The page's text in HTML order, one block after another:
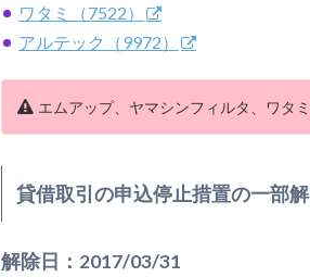
ワタミ（7522）
アルテック（9972）
エムアップ、ヤマシンフィルタ、ワタ
貸借取引の申込停止措置の一部
解除日：2017/03/31